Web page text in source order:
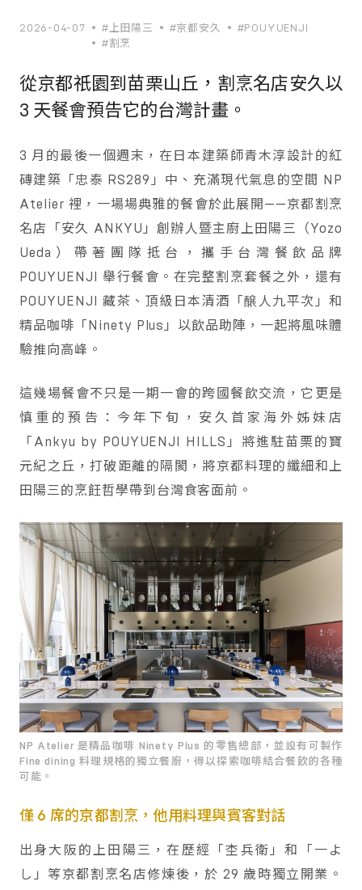
2026-04-07 #上田陽三 #京都安久
#POUYUENJI
#割烹
從京都祇園到苗栗山丘，割烹名店安久以
3 天餐會預告它的台灣計畫。
3 月的最後一個週末，在日本建築師青木淳設計的紅
磚建築「忠泰 RS289」中、充滿現代氣息的空間 NP
Atelier 裡，一場場典雅的餐會於此展開——京都割烹
名店「安久 ANKYU」創辦人暨主廚上田陽三（Yozo
Ueda）帶著團隊抵台，攜手台灣餐飲品牌
POUYUENJI 舉行餐會。在完整割烹套餐之外，還有
POUYUENJI 藏茶、頂級日本清酒「醸人九平次」和
精品咖啡「Ninety Plus」以飲品助陣，一起將風味體
驗推向高峰。
這幾場餐會不只是一期一會的跨國餐飲交流，它更是
慎重的預告：今年下旬，安久首家海外姊妹店
「Ankyu by POUYUENJI HILLS」將進駐苗栗的寶
元紀之丘，打破距離的隔閡，將京都料理的纖細和上
田陽三的烹飪哲學帶到台灣食客面前。
NP Atelier 是精品咖啡 Ninety Plus 的零售總部，並設有可製作
Fine dining 料理規格的獨立餐廚，得以探索咖啡結合餐飲的各種
可能。
僅 6 席的京都割烹，他用料理與賓客對話
出身大阪的上田陽三，在歷經「杢兵衛」和「一よ
し」等京都割烹名店修煉後，於 29 歲時獨立開業。